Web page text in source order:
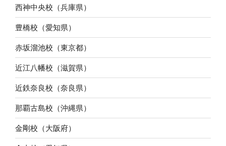
西神中央校（兵庫県）
豊橋校（愛知県）
赤坂溜池校（東京都）
近江八幡校（滋賀県）
近鉄奈良校（奈良県）
那覇古島校（沖縄県）
金剛校（大阪府）